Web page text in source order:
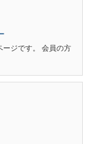
ジです。 会員の方